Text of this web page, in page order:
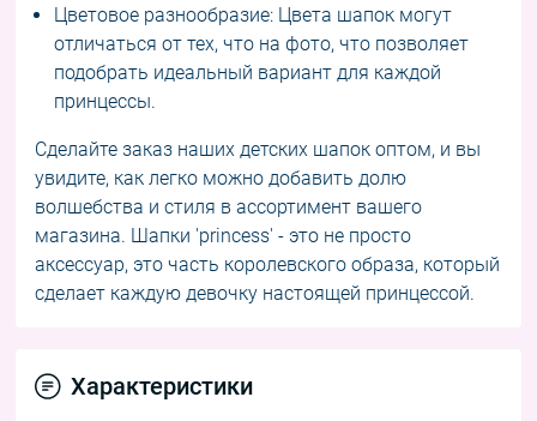
Цветовое разнообразие: Цвета шапок могут
отличаться от тех, что на фото, что позволяет
подобрать идеальный вариант для каждой
принцессы.
Сделайте заказ наших детских шапок оптом, и вы
увидите, как легко можно добавить долю
волшебства и стиля в ассортимент вашего
магазина. Шапки 'princess' - это не просто
аксессуар, это часть королевского образа, который
сделает каждую девочку настоящей принцессой.
Характеристики